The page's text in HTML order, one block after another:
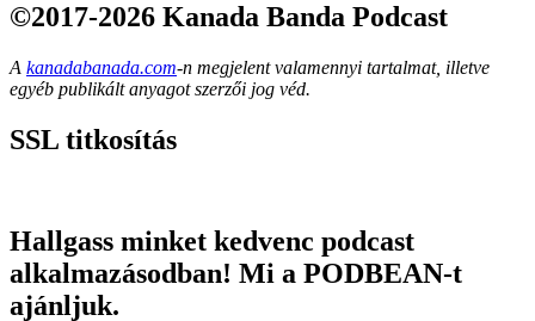
©2017-2026 Kanada Banda Podcast
A kanadabanada.com-n megjelent valamennyi tartalmat, illetve
egyéb publikált anyagot szerzői jog véd.
SSL titkosítás
Hallgass minket kedvenc podcast
alkalmazásodban! Mi a PODBEAN-t
ajánljuk.